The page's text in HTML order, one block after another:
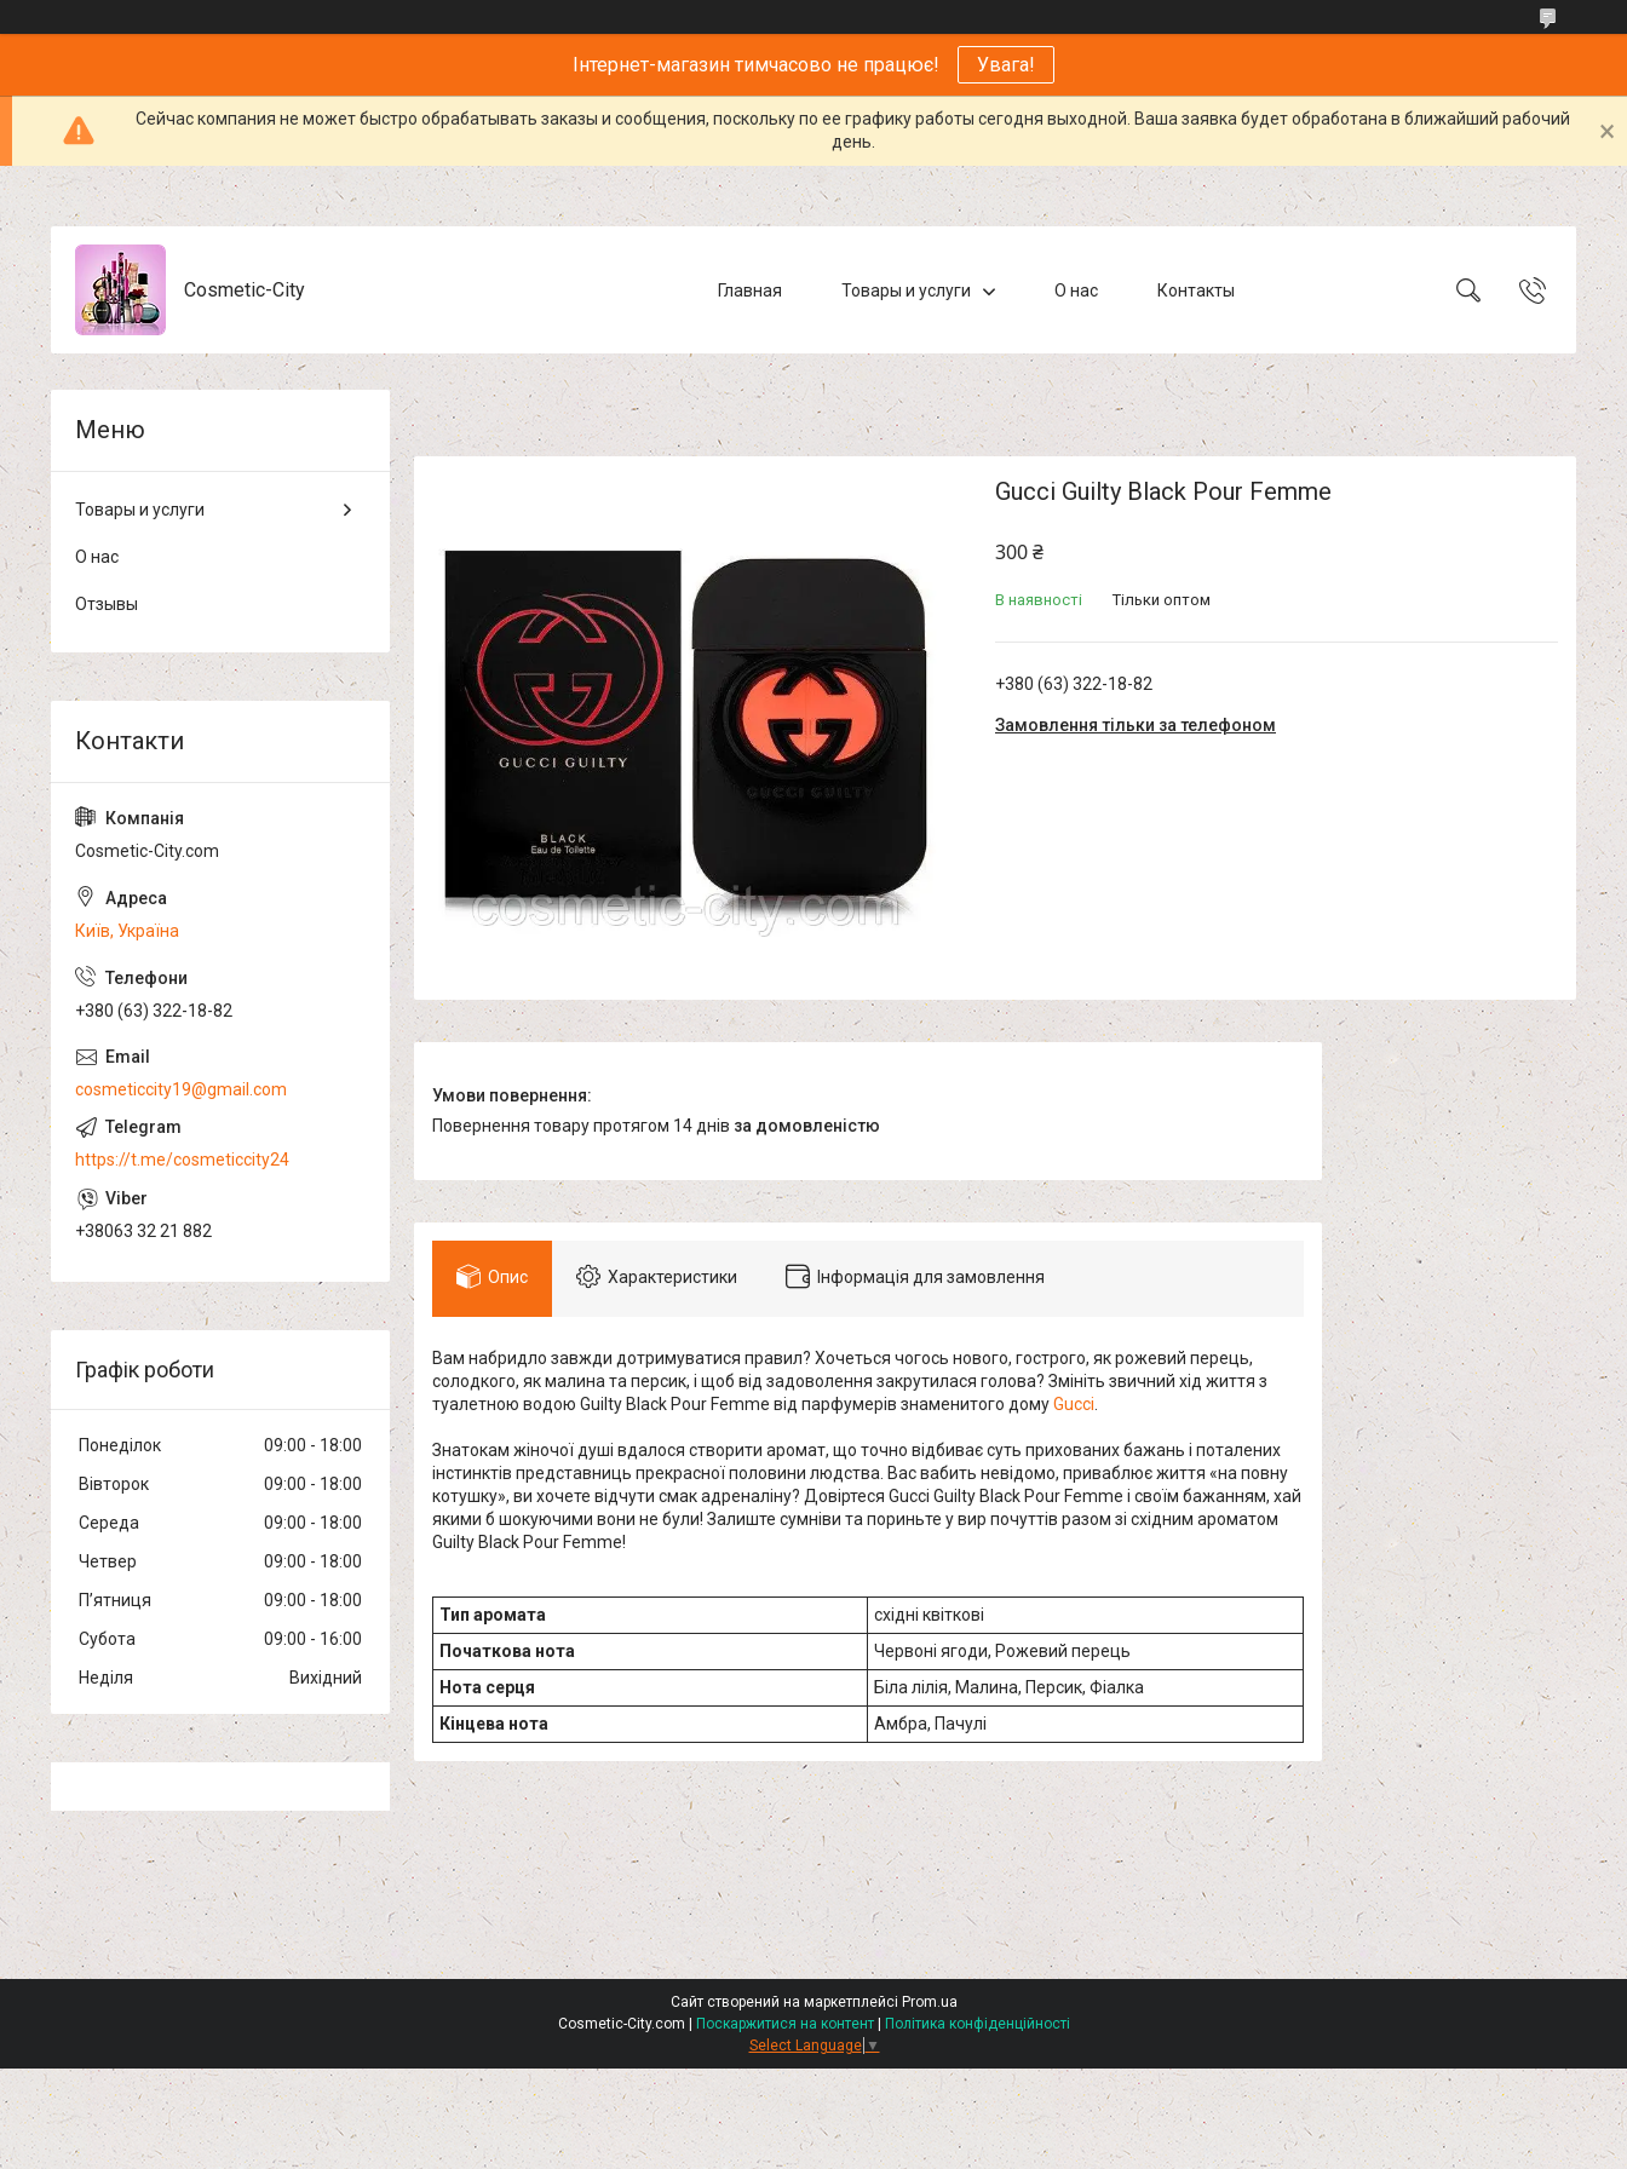
Інтернет-магазин тимчасово не працює! Увага!
Сейчас компания не может быстро обрабатывать заказы и сообщения, поскольку по ее графику работы сегодня выходной. Ваша заявка будет обработана в ближайший рабочий
день.
Cosmetic-City Главная Товары и услуги О нас Контакты
Gucci Guilty Black Pour Femme
300 ₴
В наявності Тільки оптом
+380 (63) 322-18-82
Замовлення тільки за телефоном
повернення товару протягом 14 днів за домовленістю
Опис Характеристики Інформація для замовлення
Вам набридло завжди дотримуватися правил? Хочеться чогось нового, гострого, як рожевий перець,
солодкого, як малина та персик, і щоб від задоволення закрутилася голова? Змініть звичний хід життя з
туалетною водою Guilty Black Pour Femme від парфумерів знаменитого домуGucci
Знатокам жіночої душі вдалося створити аромат, що точно відбиває суть прихованих бажань і поталених
інстинктів представниць прекрасної половини людства. Вас вабить невідомо, приваблює життя «на повну
котушку», ви хочете відчути смак адреналіну? Довіртеся Gucci Guilty Black Pour Femme і своїм бажанням, хай
якими б шокуючими вони не були! Залиште сумніви та пориньте у вир почуттів разом зі східним ароматом
Guilty Black Pour Femme!
Тип аромата
східні квіткові
Початкова нота
Червоні ягоди, Рожевий перець
Нота серця
Біла лілія, Малина, Персик, Фіалка
Кінцева нота
Амбра, Пачулі
Товары и услуги
О нас
Отзывы
Cosmetic-City.com
Київ, Україна
+380 (63) 322-18-82
cosmeticcity19@gmail.com
https://t.me/cosmeticcity24
+38063 32 21 882
Графік роботи
Понеділок 09:00
18:00
Вівторок
09:00
18:00
Середа
09:00
18:00
Четвер
09:00
18:00
Пʼятниця
09:00
18:00
Субота
09:00
16:00
Неділя
Вихідний
Сайт створений на маркетплейсі Prom.ua
Cosmetic-City.com | Поскаржитися на контент | Політика конфіденційності
Select Language ▼